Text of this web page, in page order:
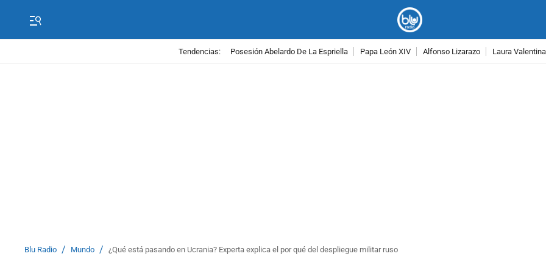
Tendencias: Posesión Abelardo De La Espriella Papa León XIV Alfonso Lizarazo Laura
Blu Radio / Mundo / ¿Qué está pasando en Ucrania? Experta explica el por qué del despliegue militar ruso